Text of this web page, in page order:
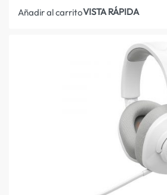
Añadir al carritoVISTA RÁPIDA